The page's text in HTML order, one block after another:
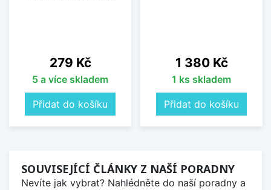
Cena
279 Kč
5 a více skladem
Přidat do košíku
Cena
1 380 Kč
1 ks skladem
Přidat do košíku
SOUVISEJÍCÍ ČLÁNKY Z NAŠÍ PORADNY
Nevíte jak vybrat? Nahlédněte do naší poradny a